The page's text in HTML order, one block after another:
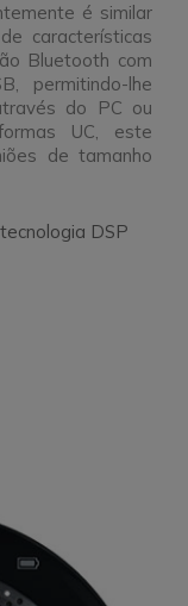
é similar
características
Bluetooth com
permitindo-lhe
do PC ou
UC, este
de tamanho
DSP